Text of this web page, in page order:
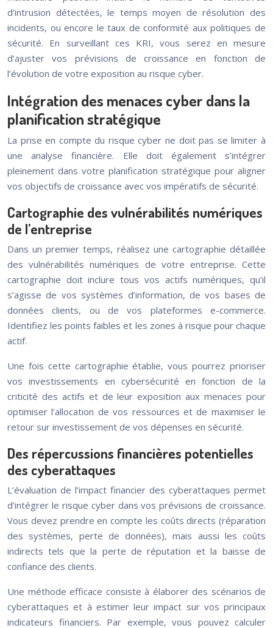
d’intrusion détectées, le temps moyen de résolution des
incidents, ou encore le taux de conformité aux politiques de
sécurité. En surveillant ces KRI, vous serez en mesure
d’ajuster vos prévisions de croissance en fonction de
l’évolution de votre exposition au risque cyber.
Intégration des menaces cyber dans la
planification stratégique
La prise en compte du risque cyber ne doit pas se limiter à
une analyse financière. Elle doit également s’intégrer
pleinement dans votre planification stratégique pour aligner
vos objectifs de croissance avec vos impératifs de sécurité.
Cartographie des vulnérabilités numériques
de l’entreprise
Dans un premier temps, réalisez une cartographie détaillée
des vulnérabilités numériques de votre entreprise. Cette
cartographie doit inclure tous vos actifs numériques, qu’il
s’agisse de vos systèmes d’information, de vos bases de
données clients, ou de vos plateformes e-commerce.
Identifiez les points faibles et les zones à risque pour chaque
actif.
Une fois cette cartographie établie, vous pourrez prioriser
vos investissements en cybersécurité en fonction de la
criticité des actifs et de leur exposition aux menaces pour
optimiser l’allocation de vos ressources et de maximiser le
retour sur investissement de vos dépenses en sécurité.
Des répercussions financières potentielles
des cyberattaques
L’évaluation de l’impact financier des cyberattaques permet
d’intégrer le risque cyber dans vos prévisions de croissance.
Vous devez prendre en compte les coûts directs (réparation
des systèmes, perte de données), mais aussi les coûts
indirects tels que la perte de réputation et la baisse de
confiance des clients.
Une méthode efficace consiste à élaborer des scénarios de
cyberattaques et à estimer leur impact sur vos principaux
indicateurs financiers. Par exemple, vous pouvez calculer